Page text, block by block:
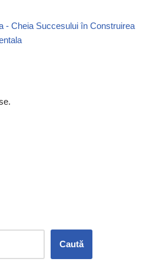
- Cheia Succesului în Construirea
Caută